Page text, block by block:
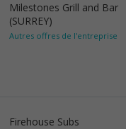
Milestones Grill and Bar
(SURREY)
Autres offres de l'entreprise
Firehouse Subs